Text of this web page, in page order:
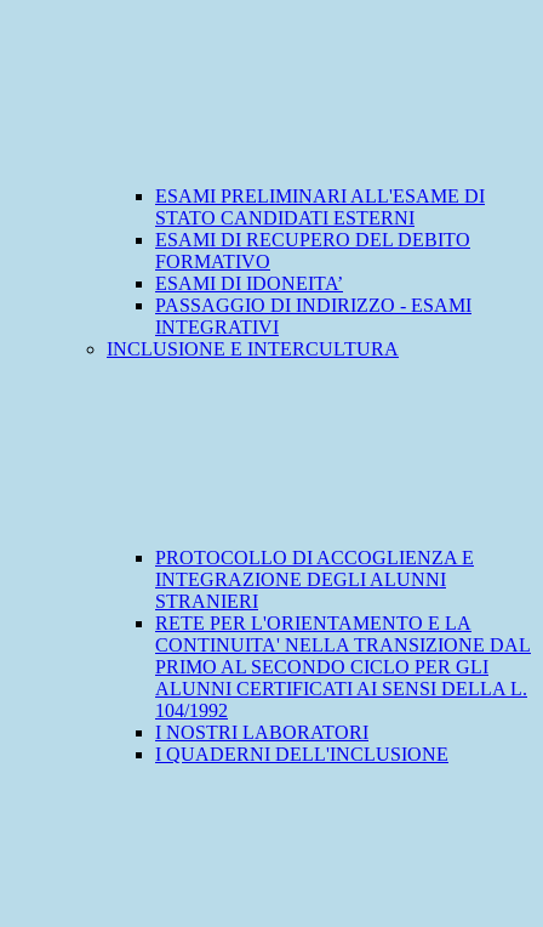
ESAMI PRELIMINARI ALL'ESAME DI
STATO CANDIDATI ESTERNI
ESAMI DI RECUPERO DEL DEBITO
FORMATIVO
ESAMI DI IDONEITA’
PASSAGGIO DI INDIRIZZO - ESAMI
INTEGRATIVI
INCLUSIONE E INTERCULTURA
PROTOCOLLO DI ACCOGLIENZA E
INTEGRAZIONE DEGLI ALUNNI
STRANIERI
RETE PER L'ORIENTAMENTO E LA
CONTINUITA' NELLA TRANSIZIONE DAL
PRIMO AL SECONDO CICLO PER GLI
ALUNNI CERTIFICATI AI SENSI DELLA L.
104/1992
I NOSTRI LABORATORI
I QUADERNI DELL'INCLUSIONE